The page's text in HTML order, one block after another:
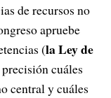
de recursos no
apruebe
(la Ley de
cuáles
central y cuáles